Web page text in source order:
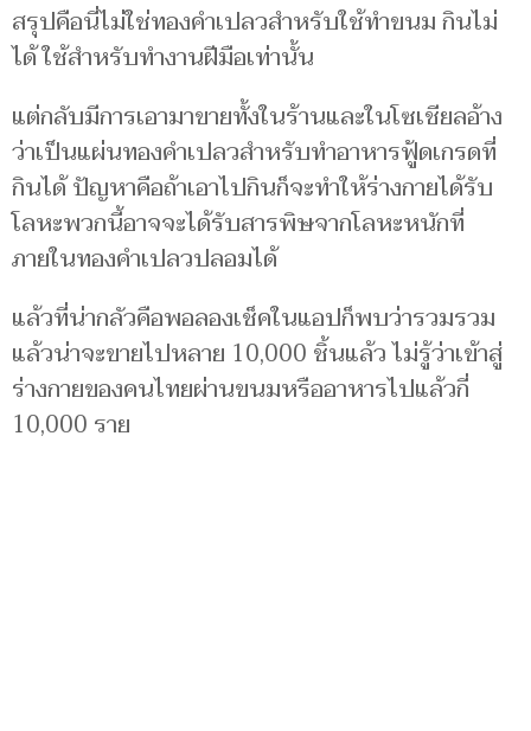
สรุปคือนี่ไม่ใช่ทองคำเปลวสำหรับใช้ทำขนม กินไม่
ได้ ใช้สำหรับทำงานฝีมือเท่านั้น
แต่กลับมีการเอามาขายทั้งในร้านและในโซเชียลอ้าง
ว่าเป็นแผ่นทองคำเปลวสำหรับทำอาหารฟู้ดเกรดที่
กินได้ ปัญหาคือถ้าเอาไปกินก็จะทำให้ร่างกายได้รับ
โลหะพวกนี้อาจจะได้รับสารพิษจากโลหะหนักที่
ภายในทองคำเปลวปลอมได้
แล้วที่น่ากลัวคือพอลองเช็คในแอปก็พบว่ารวมรวม
แล้วน่าจะขายไปหลาย 10,000 ชิ้นแล้ว ไม่รู้ว่าเข้าสู่
ร่างกายของคนไทยผ่านขนมหรืออาหารไปแล้วกี่
10,000 ราย